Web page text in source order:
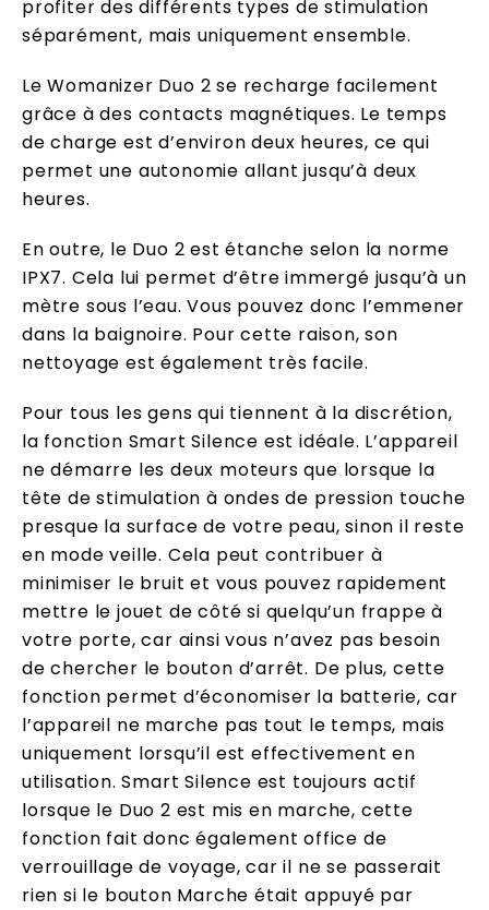
profiter des différents types de stimulation
séparément, mais uniquement ensemble.
Le Womanizer Duo 2 se recharge facilement
grâce à des contacts magnétiques. Le temps
de charge est d’environ deux heures, ce qui
permet une autonomie allant jusqu’à deux
heures.
En outre, le Duo 2 est étanche selon la norme
IPX7. Cela lui permet d’être immergé jusqu’à un
mètre sous l’eau. Vous pouvez donc l’emmener
dans la baignoire. Pour cette raison, son
nettoyage est également très facile.
Pour tous les gens qui tiennent à la discrétion,
la fonction Smart Silence est idéale. L’appareil
ne démarre les deux moteurs que lorsque la
tête de stimulation à ondes de pression touche
presque la surface de votre peau, sinon il reste
en mode veille. Cela peut contribuer à
minimiser le bruit et vous pouvez rapidement
mettre le jouet de côté si quelqu’un frappe à
votre porte, car ainsi vous n’avez pas besoin
de chercher le bouton d’arrêt. De plus, cette
fonction permet d’économiser la batterie, car
l’appareil ne marche pas tout le temps, mais
uniquement lorsqu’il est effectivement en
utilisation. Smart Silence est toujours actif
lorsque le Duo 2 est mis en marche, cette
fonction fait donc également office de
verrouillage de voyage, car il ne se passerait
rien si le bouton Marche était appuyé par